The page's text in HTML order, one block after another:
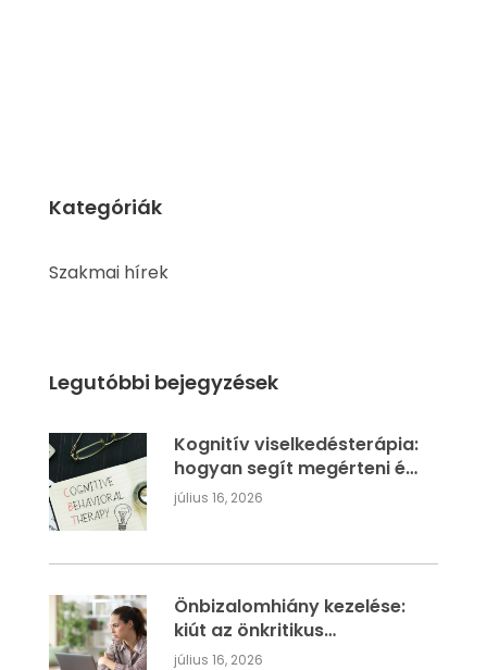
Kategóriák
Szakmai hírek
Legutóbbi bejegyzések
Kognitív viselkedésterápia:
hogyan segít megérteni és
átírni a szorongást
július 16, 2026
Önbizalomhiány kezelése:
kiút az önkritikus
gondolatok köréből
július 16, 2026